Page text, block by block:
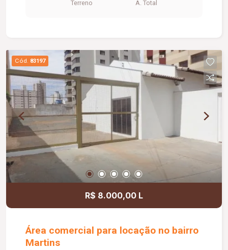
Terreno A. Total
Cód. 83197
R$ 8.000,00 L
Área comercial para locação no bairro
Martins